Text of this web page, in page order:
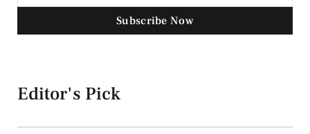
Subscribe Now
Editor's Pick